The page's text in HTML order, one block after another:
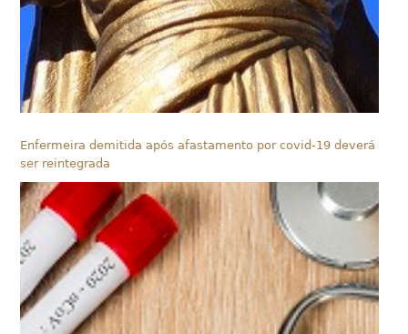
Enfermeira demitida após afastamento por covid-19 deverá
ser reintegrada